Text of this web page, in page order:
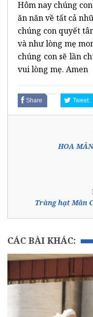
Hôm nay chúng
ăn năn về tất cả
chúng con quyết
và như lòng mẹ
chúng con sẽ lần
vui lòng mẹ. Amen
Share Tweet
HOA
Tràng hạt Mân
CÁC BÀI KHÁC: